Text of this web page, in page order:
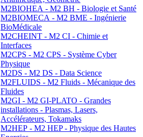
M2BIOHEA - M2 BH - Biologie et Santé
M2BIOMECA - M2 BME - Ingénierie
BioMédicale
M2CHEINT - M2 CI - Chimie et
Interfaces
M2CPS - M2 CPS - Système Cyber
Physique
M2DS - M2 DS - Data Science
M2FLUIDS - M2 Fluids - Mécanique des
Fluides
M2GI - M2 GI-PLATO - Grandes
installations - Plasmas, Lasers,
Accélérateurs, Tokamaks
M2HEP - M2 HEP - Physique des Hautes